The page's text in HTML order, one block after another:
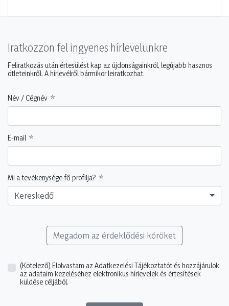
Iratkozzon fel ingyenes hírlevelünkre
Feliratkozás után értesülést kap az újdonságainkról, legújabb hasznos
ötleteinkről. A hírlevélről bármikor leiratkozhat.
Név / Cégnév
E-mail
Mi a tevékenysége fő profilja?
Kereskedő
Megadom az érdeklődési köröket
(Kötelező) Elolvastam az Adatkezelési Tájékoztatót és hozzájárulok
az adataim kezeléséhez elektronikus hírlevelek és értesítések
küldése céljából.